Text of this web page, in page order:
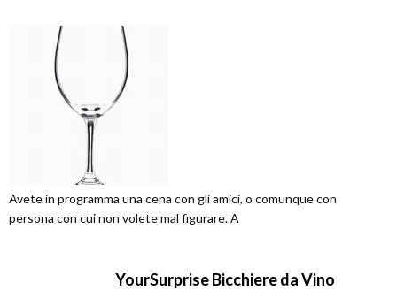
Avete in programma una cena con gli amici, o comunque con
persona con cui non volete mal figurare. A
YourSurprise Bicchiere da Vino